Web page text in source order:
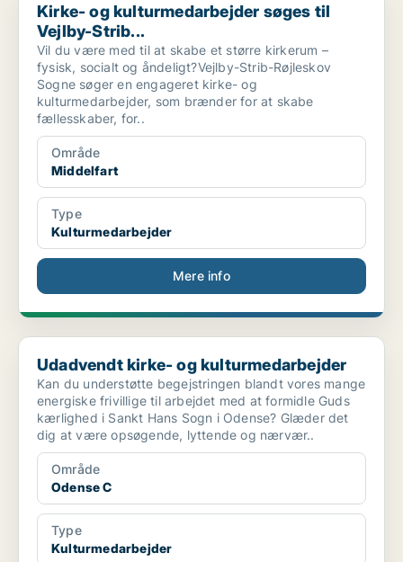
Kirke- og kulturmedarbejder søges til
Vejlby-Strib...
Vil du være med til at skabe et større kirkerum –
fysisk, socialt og åndeligt?Vejlby-Strib-Røjleskov
Sogne søger en engageret kirke- og
kulturmedarbejder, som brænder for at skabe
fællesskaber, for..
Område
Middelfart
Type
Kulturmedarbejder
Mere info
Udadvendt kirke- og kulturmedarbejder
Udadvendt kirke- og kulturmedarbejder
Kan du understøtte begejstringen blandt vores mange
energiske frivillige til arbejdet med at formidle Guds
kærlighed i Sankt Hans Sogn i Odense? Glæder det
dig at være opsøgende, lyttende og nærvær..
Område
Odense C
Type
Kulturmedarbejder